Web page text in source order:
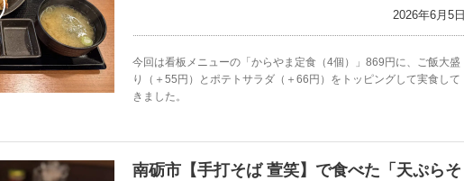
0
2026年6月5日
今回は看板メニューの「からやま定食（4個）」869円に、ご飯大盛
り（＋55円）とポテトサラダ（＋66円）をトッピングして実食して
きました。
南砺市【手打そば 萱笑】で食べた「天ぷらそ